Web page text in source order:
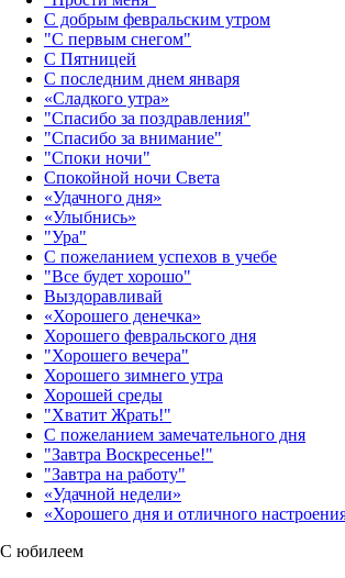
С добрым февральским утром
"С первым снегом"
С Пятницей
С последним днем января
«Сладкого утра»‎
"Спасибо за поздравления"
"Спасибо за внимание"
"Споки ночи"
Спокойной ночи Света
«Удачного дня»‎
«Улыбнись»‎
"Ура"
С пожеланием успехов в учебе
"Все будет хорошо"
Выздоравливай
«‎Хорошего денечка»‎
Хорошего февральского дня
"Хорошего вечера"
Хорошего зимнего утра
Хорошей среды
"Хватит Жрать!"
С пожеланием замечательного дня
"Завтра Воскресенье!"
"Завтра на работу"
«Удачной недели»‎
«Хорошего дня и отличного
С юбилеем